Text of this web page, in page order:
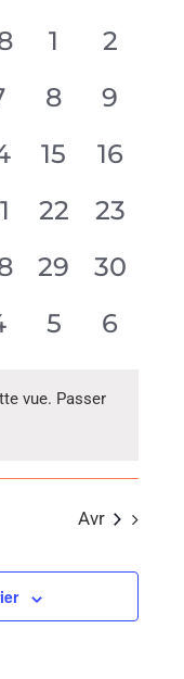
0
1
0
2
0
8
0
9
0
15
0
16
0
22
0
23
0
29
0
30
0
5
0
6
vue. Passer
Avr